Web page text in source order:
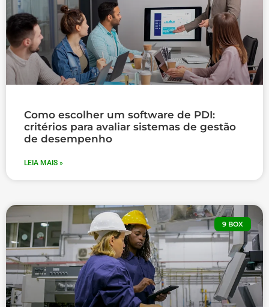
Como escolher um software de PDI:
critérios para avaliar sistemas de gestão
de desempenho
LEIA MAIS »
9 BOX